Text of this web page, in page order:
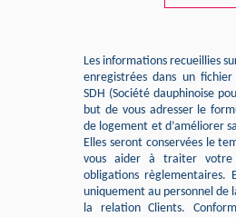
Les informations recueillies
enregistrées dans un
SDH (Société dauphinoise
but de vous adresser le
de logement et d’améliorer
Elles seront conservées le
vous aider à traiter
obligations règlementaires.
uniquement au personnel de
la relation Clients.